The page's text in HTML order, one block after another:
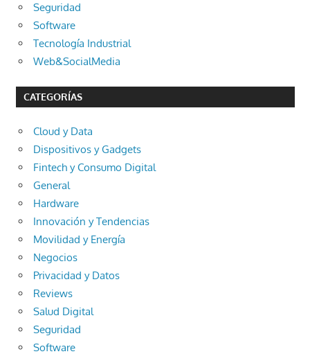
Seguridad
Software
Tecnología Industrial
Web&SocialMedia
CATEGORÍAS
Cloud y Data
Dispositivos y Gadgets
Fintech y Consumo Digital
General
Hardware
Innovación y Tendencias
Movilidad y Energía
Negocios
Privacidad y Datos
Reviews
Salud Digital
Seguridad
Software